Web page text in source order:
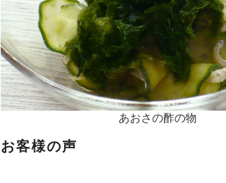
あおさの酢の物
お客様の声